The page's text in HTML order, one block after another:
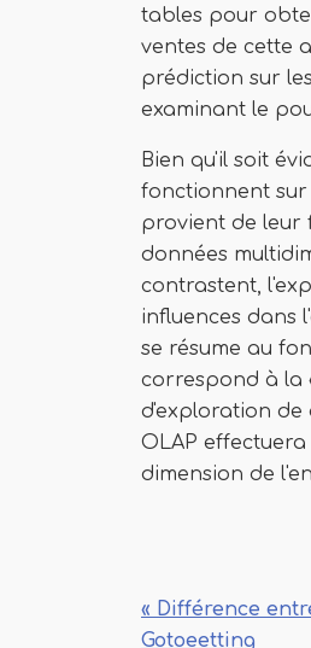
tables pour
ventes de cette
prédiction sur
examinant le
Bien qu'il soit
fonctionnent
provient de leur
données
contrastent,
influences dans
se résume au
correspond à la
d'exploration de
OLAP
dimension de
« Différence
Gotoeetting